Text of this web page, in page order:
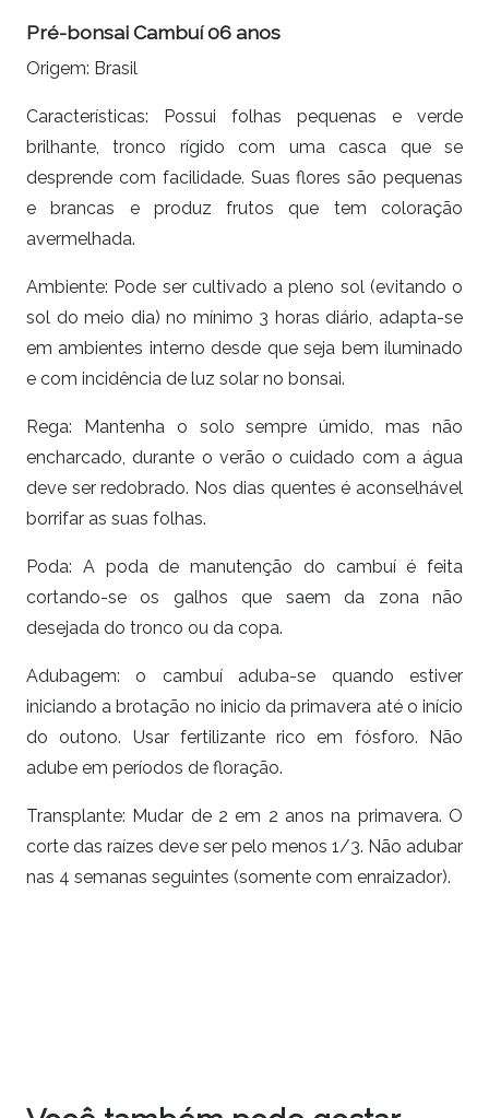
Pré-bonsai Cambuí 06 anos
Origem: Brasil
Características:
Possui folhas pequenas e verde
brilhante, tronco rígido com uma casca que se
desprende com facilidade. Suas flores são pequenas
e brancas e produz frutos que tem coloração
avermelhada.
Ambiente: Pode ser cultivado a pleno sol (evitando o
sol do meio dia) no mínimo 3 horas diário, adapta-se
em ambientes interno desde que seja bem iluminado
e com incidência de luz solar no bonsai.
Rega: Mantenha o solo sempre úmido, mas não
encharcado, durante o verão o cuidado com a água
deve ser redobrado. Nos dias quentes é aconselhável
borrifar as suas folhas.
Poda: A poda de manutenção do cambuí é feita
cortando-se os galhos que saem da zona não
desejada do tronco ou da copa.
Adubagem: o cambuíaduba-se quando estiver
iniciando a brotação no inicio da primavera até o início
do outono. Usar fertilizante rico em fósforo. Não
adube em períodos de floração.
Transplante: Mudar de 2 em 2 anos na primavera. O
corte das raízes deve ser pelo menos 1/3. Não adubar
nas 4 semanas seguintes (somente com enraizador).